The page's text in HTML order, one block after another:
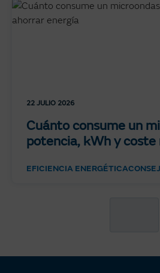
22 JULIO 2026
Cuánto consume un
potencia, kWh y coste
EFICIENCIA ENERGÉTICA